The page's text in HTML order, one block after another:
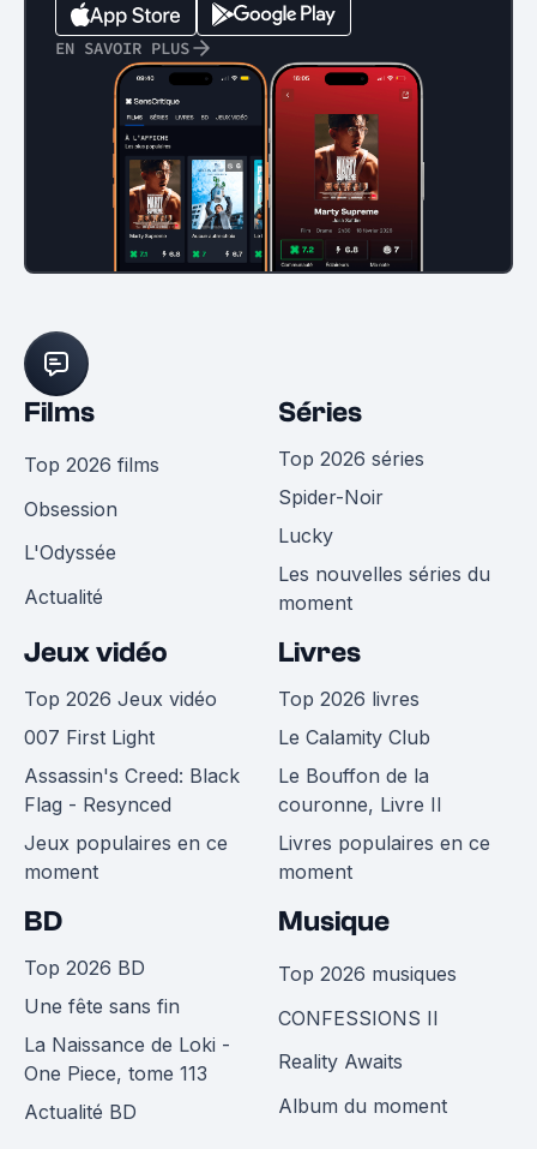
EN SAVOIR PLUS
Films
Top 2026 films
Obsession
L'Odyssée
Actualité
Séries
Top 2026 séries
Spider-Noir
Lucky
Les nouvelles séries du
moment
Jeux vidéo
Top 2026 Jeux vidéo
007 First Light
Assassin's Creed: Black
Flag - Resynced
Jeux populaires en ce
moment
Livres
Top 2026 livres
Le Calamity Club
Le Bouffon de la
couronne, Livre II
Livres populaires en ce
moment
BD
Top 2026 BD
Une fête sans fin
La Naissance de Loki -
One Piece, tome 113
Actualité BD
Musique
Top 2026 musiques
CONFESSIONS II
Reality Awaits
Album du moment